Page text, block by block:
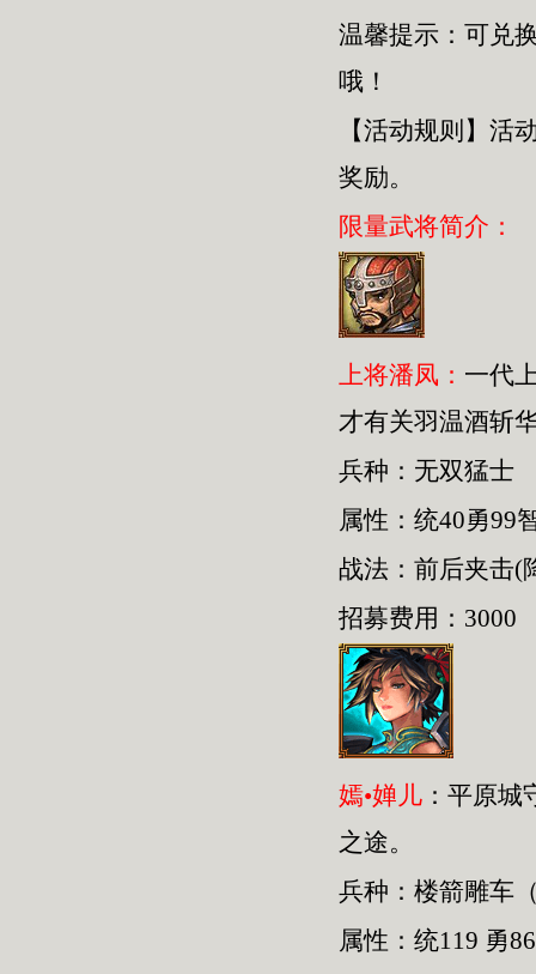
温馨提示：可兑
哦！
【活动规则】活
奖励。
限量武将简介：
上将潘凤： 一代
才有关羽温酒斩
兵种：无双猛士
属性：统40勇99
战法：前后夹击(
招募费用：3000
嫣•婵儿 ：平原
之途。
兵种：楼箭雕车
属性：统119 勇